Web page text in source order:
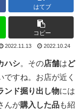
はてブ
コピー
2022.11.13 2022.10.24
ハシ。その店舗はど
すね。お店が近く
ンド掘り出し物には
んが購入した品も紹